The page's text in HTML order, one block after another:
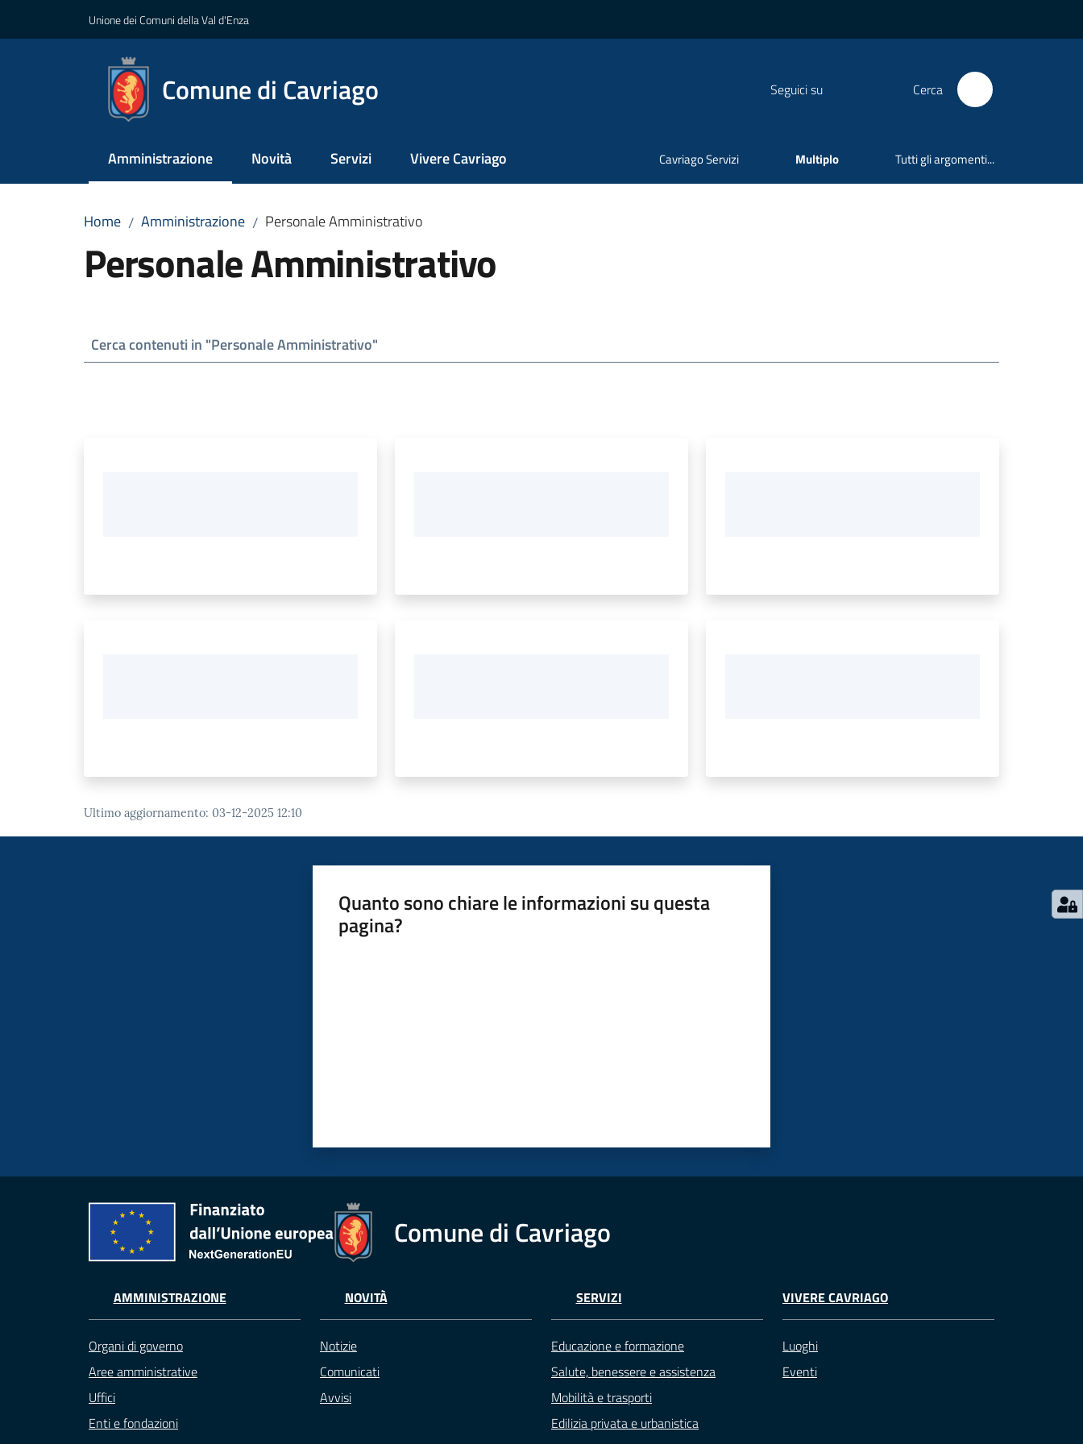
Unione dei Comuni della Val d'Enza
Comune di Cavriago Seguici su Cerca
Amministrazione
Menu selezionato Novità Servizi Vivere Cavriago Cavriago Servizi Multiplo Tutti gli argomenti...
Home / Amministrazione / Personale Amministrativo
Personale Amministrativo
Ultimo aggiornamento: 03-12-2025 12:10
Quanto sono chiare le informazioni su questa
pagina?
Comune di Cavriago
AMMINISTRAZIONE
Organi di governo
Aree amministrative
Uffici
Enti e fondazioni
NOVITÀ
Notizie
Comunicati
Avvisi
SERVIZI
Educazione e formazione
Salute, benessere e assistenza
Mobilità e trasporti
Edilizia privata e urbanistica
VIVERE CAVRIAGO
Luoghi
Eventi